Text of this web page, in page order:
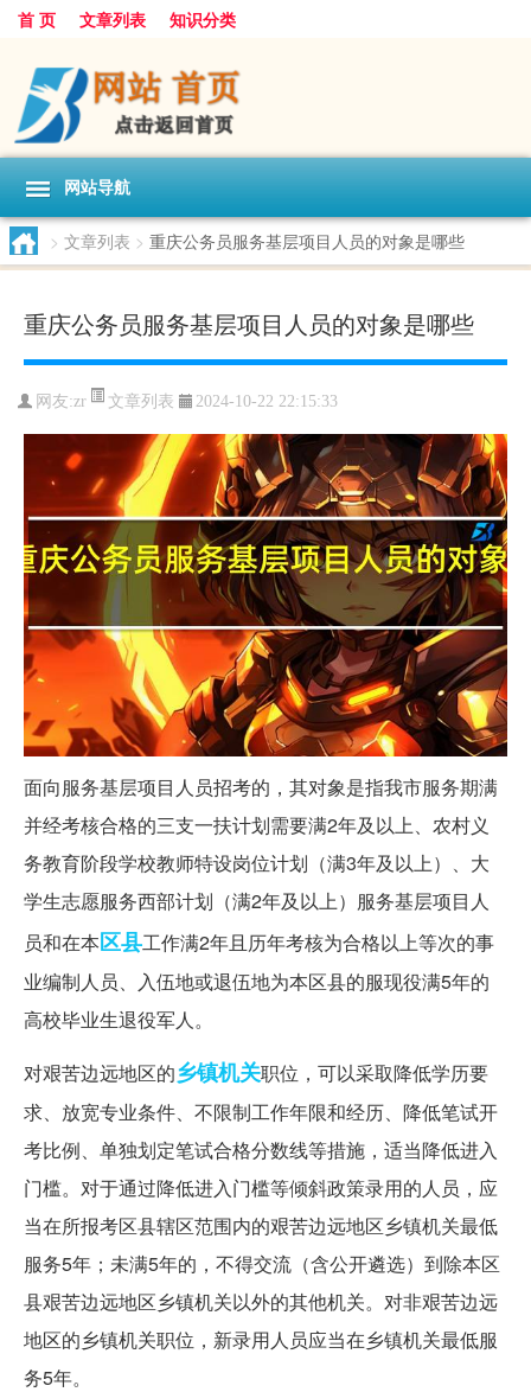
首 页 文章列表 知识分类
网站导航
> 文章列表 > 重庆公务员服务基层项目人员的对象是哪些
重庆公务员服务基层项目人员的对象是哪些
网友:zr 文章列表 2024-10-22 22:15:33
面向服务基层项目人员招考的，其对象是指我市服务期满
并经考核合格的三支一扶计划需要满2年及以上、农村义
务教育阶段学校教师特设岗位计划（满3年及以上）、大
学生志愿服务西部计划（满2年及以上）服务基层项目人
员和在本区县工作满2年且历年考核为合格以上等次的事
业编制人员、入伍地或退伍地为本区县的服现役满5年的
高校毕业生退役军人。
对艰苦边远地区的乡镇机关职位，可以采取降低学历要
求、放宽专业条件、不限制工作年限和经历、降低笔试开
考比例、单独划定笔试合格分数线等措施，适当降低进入
门槛。对于通过降低进入门槛等倾斜政策录用的人员，应
当在所报考区县辖区范围内的艰苦边远地区乡镇机关最低
服务5年；未满5年的，不得交流（含公开遴选）到除本区
县艰苦边远地区乡镇机关以外的其他机关。对非艰苦边远
地区的乡镇机关职位，新录用人员应当在乡镇机关最低服
务5年。